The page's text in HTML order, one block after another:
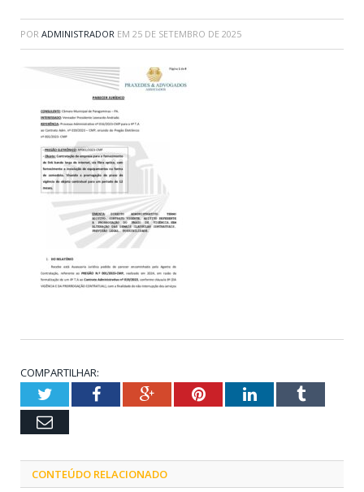
POR ADMINISTRADOR EM 25 DE SETEMBRO DE 2025
COMPARTILHAR:
TwitterFacebookGoogle+PinterestLinkedInTumblr
Email
CONTEÚDO RELACIONADO